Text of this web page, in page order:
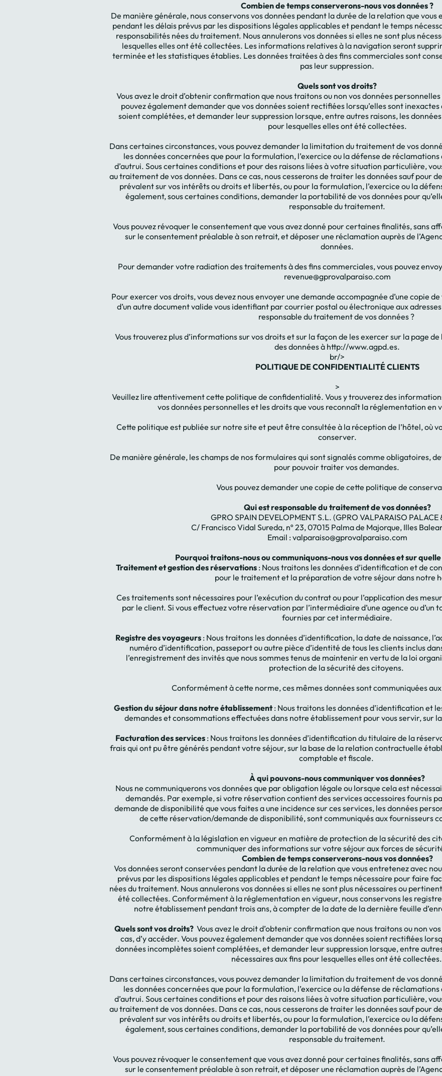
Combien de temps conserverons-nous vos données ?
De manière générale, nous conservons vos données pendant la durée de la relation que vous
pendant les délais prévus par les dispositions légales applicables et pendant le temps
responsabilités nées du traitement. Nous annulerons vos données si elles ne sont plus
lesquelles elles ont été collectées. Les informations relatives à la navigation seront
terminée et les statistiques établies. Les données traitées à des fins commerciales sont
pas leur suppression.
Quels sont vos droits?
Vous avez le droit d’obtenir confirmation que nous traitons ou non vos données personnelles
pouvez également demander que vos données soient rectifiées lorsqu’elles sont
soient complétées, et demander leur suppression lorsque, entre autres raisons, les
pour lesquelles elles ont été collectées.
Dans certaines circonstances, vous pouvez demander la limitation du traitement de vos
les données concernées que pour la formulation, l’exercice ou la défense de
d’autrui. Sous certaines conditions et pour des raisons liées à votre situation particulière,
au traitement de vos données. Dans ce cas, nous cesserons de traiter les données sauf pour
prévalent sur vos intérêts ou droits et libertés, ou pour la formulation, l’exercice ou la
également, sous certaines conditions, demander la portabilité de vos données pour
responsable du traitement.
Vous pouvez révoquer le consentement que vous avez donné pour certaines finalités, sans
sur le consentement préalable à son retrait, et déposer une réclamation auprès de
données.
Pour demander votre radiation des traitements à des fins commerciales, vous pouvez
revenue@gprovalparaiso.com
Pour exercer vos droits, vous devez nous envoyer une demande accompagnée d’une copie
d’un autre document valide vous identifiant par courrier postal ou électronique aux
responsable du traitement de vos données ?
Vous trouverez plus d’informations sur vos droits et sur la façon de les exercer sur la page
des données à http://www.agpd.es.
br/>
POLITIQUE DE CONFIDENTIALITÉ CLIENTS
>
Veuillez lire attentivement cette politique de confidentialité. Vous y trouverez des
vos données personnelles et les droits que vous reconnaît la réglementation en
Cette politique est publiée sur notre site et peut être consultée à la réception de l’hôtel, où
conserver.
De manière générale, les champs de nos formulaires qui sont signalés comme obligatoires,
pour pouvoir traiter vos demandes.
Vous pouvez demander une copie de cette politique de
Qui est responsable du traitement de vos données?
GPRO SPAIN DEVELOPMENT S.L. (GPRO VALPARAISO PALACE
C/ Francisco Vidal Sureda, nº 23, 07015 Palma de Majorque, Illes
Email : valparaiso@gprovalparaiso.com
Pourquoi traitons-nous ou communiquons-nous vos données et sur
Traitement et gestion des réservations : Nous traitons les données d’identification et de
pour le traitement et la préparation de votre séjour dans notre
Ces traitements sont nécessaires pour l’exécution du contrat ou pour l’application des
par le client. Si vous effectuez votre réservation par l’intermédiaire d’une agence ou d’un
fournies par cet intermédiaire.
Registre des voyageurs: Nous traitons les données d’identification, la date de naissance,
numéro d’identification, passeport ou autre pièce d’identité de tous les clients inclus
l’enregistrement des invités que nous sommes tenus de maintenir en vertu de la loi
protection de la sécurité des citoyens.
Conformément à cette norme, ces mêmes données sont communiquées
Gestion du séjour dans notre établissement: Nous traitons les données d’identification et
demandes et consommations effectuées dans notre établissement pour vous servir, sur
Facturation des services : Nous traitons les données d’identification du titulaire de la
frais qui ont pu être générés pendant votre séjour, sur la base de la relation contractuelle
comptable et fiscale.
À qui pouvons-nous communiquer vos données?
Nous ne communiquerons vos données que par obligation légale ou lorsque cela est
demandés. Par exemple, si votre réservation contient des services accessoires fournis
demande de disponibilité que vous faites a une incidence sur ces services, les données
de cette réservation/demande de disponibilité, sont communiqués aux fournisseurs
Conformément à la législation en vigueur en matière de protection de la sécurité des
communiquer des informations sur votre séjour aux forces de
Combien de temps conserverons-nous vos données?
Vos données seront conservées pendant la durée de la relation que vous entretenez avec
prévus par les dispositions légales applicables et pendant le temps nécessaire pour faire
nées du traitement. Nous annulerons vos données si elles ne sont plus nécessaires ou
été collectées. Conformément à la réglementation en vigueur, nous conservons les
notre établissement pendant trois ans, à compter de la date de la dernière feuille
Quels sont vos droits? Vous avez le droit d’obtenir confirmation que nous traitons ou non
cas, d’y accéder. Vous pouvez également demander que vos données soient rectifiées
données incomplètes soient complétées, et demander leur suppression lorsque, entre
nécessaires aux fins pour lesquelles elles ont été collectées.
Dans certaines circonstances, vous pouvez demander la limitation du traitement de vos
les données concernées que pour la formulation, l’exercice ou la défense de
d’autrui. Sous certaines conditions et pour des raisons liées à votre situation particulière,
au traitement de vos données. Dans ce cas, nous cesserons de traiter les données sauf pour
prévalent sur vos intérêts ou droits et libertés, ou pour la formulation, l’exercice ou la
également, sous certaines conditions, demander la portabilité de vos données pour
responsable du traitement.
Vous pouvez révoquer le consentement que vous avez donné pour certaines finalités, sans
sur le consentement préalable à son retrait, et déposer une réclamation auprès de